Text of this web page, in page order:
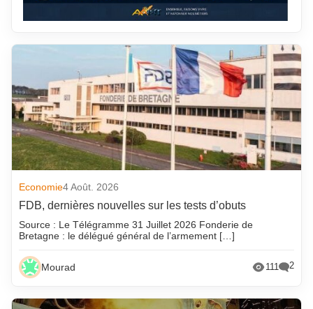
Economie4 Août. 2026
FDB, dernières nouvelles sur les tests d’obuts
Source : Le Télégramme 31 Juillet 2026 Fonderie de
Bretagne : le délégué général de l’armement […]
Mourad 111 2